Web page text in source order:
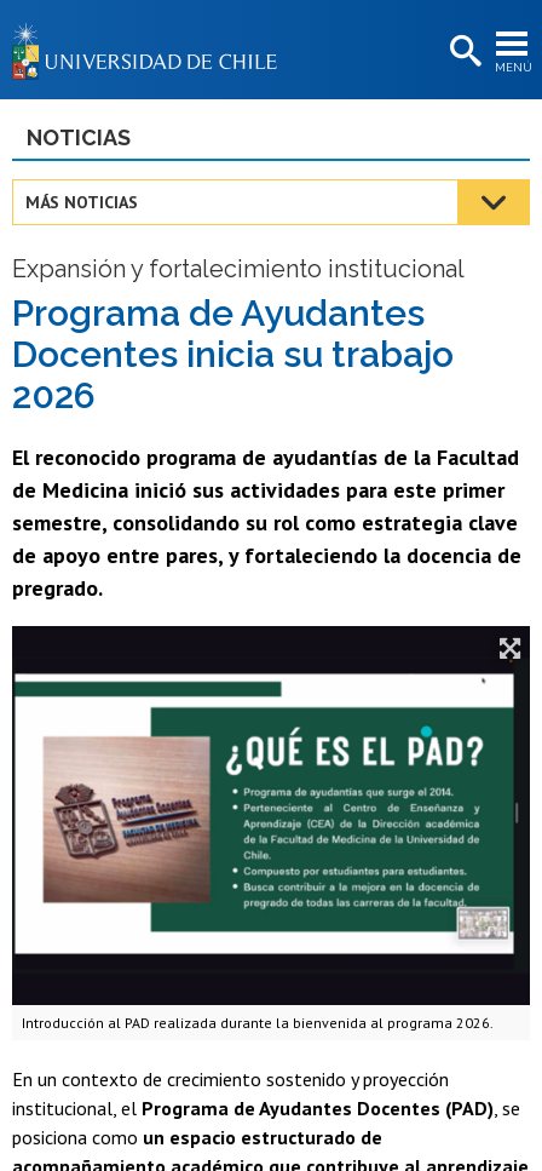
MENÚ
BIBLIOTECAS
Estudiantes
Académicas/os
Funcionarias/os
Egresadas/os
NOTICIAS
MÁS NOTICIAS
Expansión y fortalecimiento institucional
Programa de Ayudantes
Docentes inicia su trabajo
2026
El reconocido programa de ayudantías de la Facultad
de Medicina inició sus actividades para este primer
semestre, consolidando su rol como estrategia clave
de apoyo entre pares, y fortaleciendo la docencia de
pregrado.
Introducción al PAD realizada durante la bienvenida al programa 2026.
En un contexto de crecimiento sostenido y proyección
institucional, el Programa de Ayudantes Docentes (PAD), se
posiciona como un espacio estructurado de